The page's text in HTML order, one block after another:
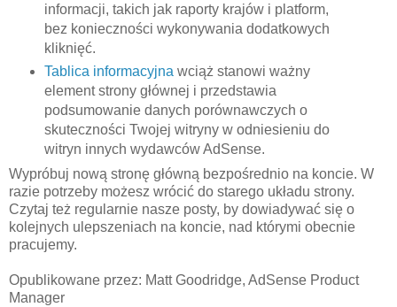
informacji, takich jak raporty krajów i platform,
bez konieczności wykonywania dodatkowych
kliknięć.
Tablica informacyjna wciąż stanowi ważny
element strony głównej i przedstawia
podsumowanie danych porównawczych o
skuteczności Twojej witryny w odniesieniu do
witryn innych wydawców AdSense.
Wypróbuj nową stronę główną bezpośrednio na koncie. W
razie potrzeby możesz wrócić do starego układu strony.
Czytaj też regularnie nasze posty, by dowiadywać się o
kolejnych ulepszeniach na koncie, nad którymi obecnie
pracujemy.
Opublikowane przez: Matt Goodridge, AdSense Product
Manager